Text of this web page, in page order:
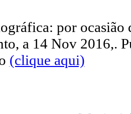
por ocasião
a 14 Nov 2016,.
(clique aqui)